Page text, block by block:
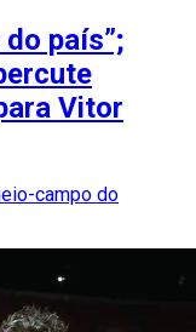
país”;
Vitor
campo do